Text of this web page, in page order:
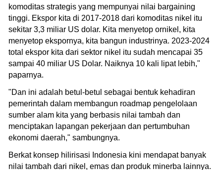
komoditas strategis yang mempunyai nilai bargaining
tinggi. Ekspor kita di 2017-2018 dari komoditas nikel itu
sekitar 3,3 miliar US dolar. Kita menyetop ornikel, kita
menyetop ekspornya, kita bangun industrinya. 2023-2024
total ekspor kita dari sektor nikel itu sudah mencapai 35
sampai 40 miliar US Dolar. Naiknya 10 kali lipat lebih,"
paparnya.
"Dan ini adalah betul-betul sebagai bentuk kehadiran
pemerintah dalam membangun roadmap pengelolaan
sumber alam kita yang berbasis nilai tambah dan
menciptakan lapangan pekerjaan dan pertumbuhan
ekonomi daerah," sambungnya.
Berkat konsep hilirisasi Indonesia kini mendapat banyak
nilai tambah dari nikel, emas dan produk minerba lainnya.